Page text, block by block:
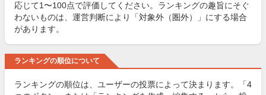
応じて1〜100点で評価してください。ランキングの趣旨にそぐ
わないものは、運営判断により「対象外（圏外）」にする場合
があります。
ランキングの順位について
ランキングの順位は、ユーザーの投票によって決まります。「4